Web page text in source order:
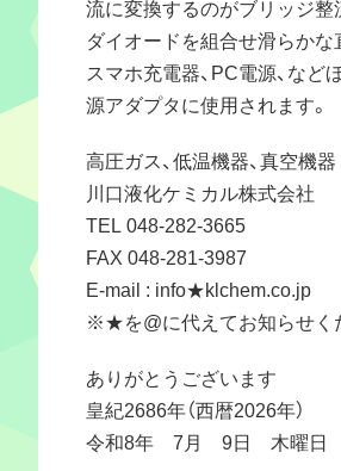
流に変換するのがブリッジ整
ダイオードを組合せ滑らかな
スマホ充電器、PC電源、など
源アダプタに使用されます。
高圧ガス、低温機器、真空機器
川口液化ケミカル株式会社
TEL 048-282-3665
FAX 048-281-3987
E-mail : info★klchem.co.jp
※★を@に代えてお知らせく
ありがとうございます
皇紀2686年（西暦2026年）
令和8年 7月 9日 木曜